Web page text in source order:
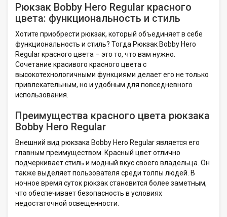
Рюкзак Bobby Hero Regular красного
цвета: функциональность и стиль
Хотите приобрести рюкзак, который объединяет в себе
функциональность и стиль? Тогда Рюкзак Bobby Hero
Regular красного цвета – это то, что вам нужно.
Сочетание красивого красного цвета с
высокотехнологичными функциями делает его не только
привлекательным, но и удобным для повседневного
использования.
Преимущества красного цвета рюкзака
Bobby Hero Regular
Внешний вид рюкзака Bobby Hero Regular является его
главным преимуществом. Красный цвет отлично
подчеркивает стиль и модный вкус своего владельца. Он
также выделяет пользователя среди толпы людей. В
ночное время суток рюкзак становится более заметным,
что обеспечивает безопасность в условиях
недостаточной освещенности.